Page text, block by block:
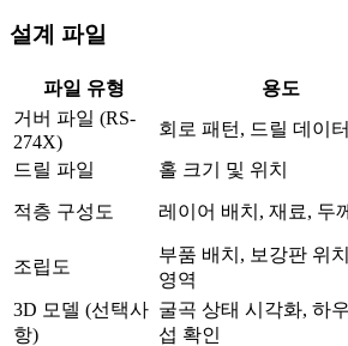
설계 파일
파일 유형 용도
거버 파일 (RS-
274X)
회로 패턴, 드릴 데이
드릴 파일
홀 크기 및 위치
적층 구성도 레이어 배치, 재료, 두께
조립도
부품 배치, 보강판 위
영역
3D 모델 (선택사
항)
굴곡 상태 시각화, 하
섭 확인